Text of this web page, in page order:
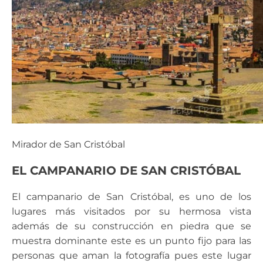
Mirador de San Cristóbal
EL CAMPANARIO DE SAN CRISTÓBAL
El campanario de San Cristóbal, es uno de los
lugares más visitados por su hermosa vista
además de su construcción en piedra que se
muestra dominante este es un punto fijo para las
personas que aman la fotografía pues este lugar